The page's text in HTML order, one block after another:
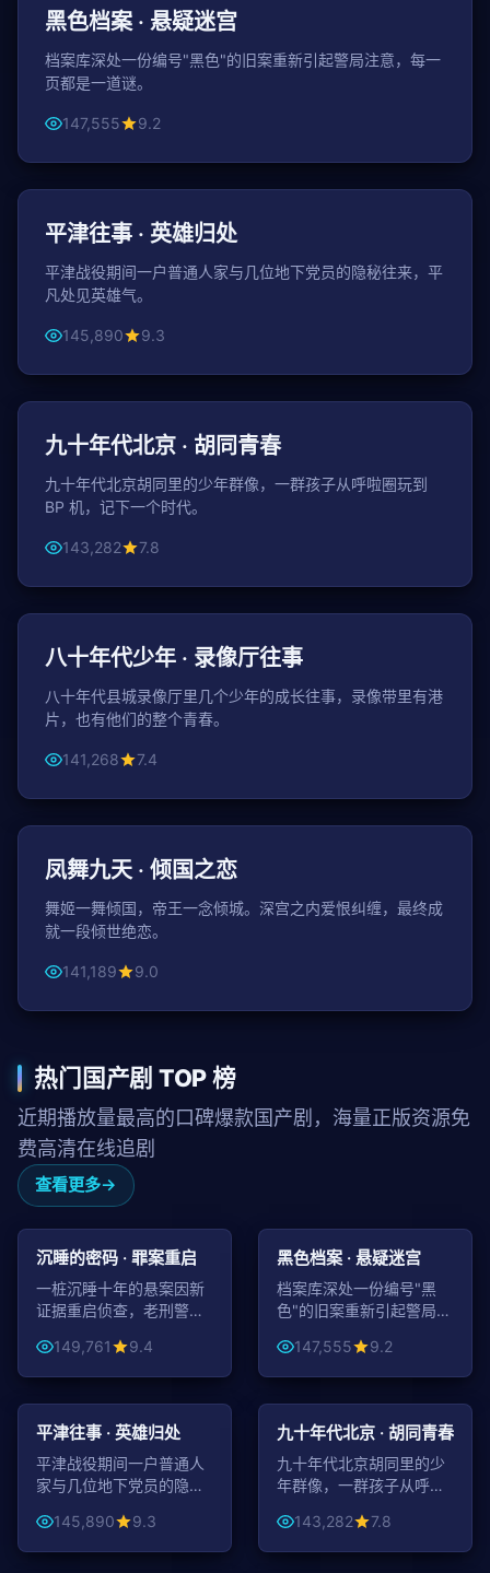
悬疑
黑色档案 · 悬疑迷宫
档案库深处一份编号"黑色"的旧案重新引起警局注意，每一
页都是一道谜。
147,555 9.2
战争
平津往事 · 英雄归处
平津战役期间一户普通人家与几位地下党员的隐秘往来，平
凡处见英雄气。
145,890 9.3
年代
九十年代北京 · 胡同青春
九十年代北京胡同里的少年群像，一群孩子从呼啦圈玩到
BP 机，记下一个时代。
143,282 7.8
年代
八十年代少年 · 录像厅往事
八十年代县城录像厅里几个少年的成长往事，录像带里有港
片，也有他们的整个青春。
141,268 7.4
古装
凤舞九天 · 倾国之恋
舞姬一舞倾国，帝王一念倾城。深宫之内爱恨纠缠，最终成
就一段倾世绝恋。
141,189 9.0
热门国产剧 TOP 榜
近期播放量最高的口碑爆款国产剧，海量正版资源免
费高清在线追剧
查看更多
悬疑
沉睡的密码 · 罪案重启
一桩沉睡十年的悬案因新
证据重启侦查，老刑警与
雾。149,761 9.4
悬疑
黑色档案 · 悬疑迷宫
档案库深处一份编号"黑
色"的旧案重新引起警局注
147,555 9.2
战争
46:47
平津往事 · 英雄归处
平津战役期间一户普通人
家与几位地下党员的隐秘
145,890 9.3
年代
43:35
九十年代北京 · 胡同青春
九十年代北京胡同里的少
年群像，一群孩子从呼啦
时代。
143,282 7.8
99:18